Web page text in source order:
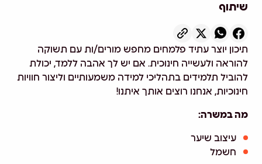
שיתוף
תיכון יוצר עתיד פלמחים מחפש מורים/ות עם תשוקה
להוראה ולעשייה חינוכית. אם יש לך אהבה ללמד, יכולת
להוביל תלמידים בתהליכי למידה משמעותיים וליצור חוויות
חינוכיות, אנחנו רוצים אותך איתנו!
מה במשרה:
עיצוב שיער
חשמל